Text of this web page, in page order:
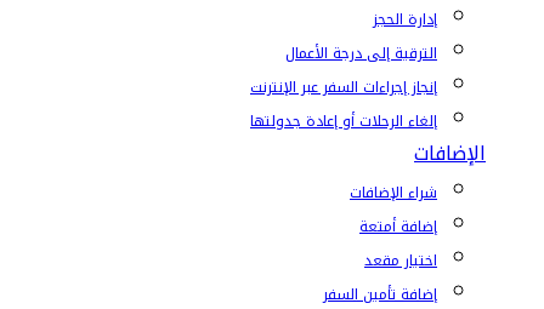
إدارة الحجز
الترقية إلى درجة الأعمال
إنجاز إجراءات السفر عبر الإنترنت
إلغاء الرحلات أو إعادة جدولتها
الإضافات
شراء الإضافات
إضافة أمتعة
اختيار مقعد
إضافة تأمين السفر